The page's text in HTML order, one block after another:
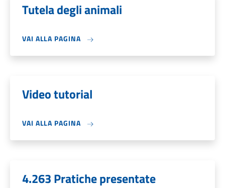
Tutela degli animali
VAI ALLA PAGINA
Video tutorial
VAI ALLA PAGINA
4.263 Pratiche presentate